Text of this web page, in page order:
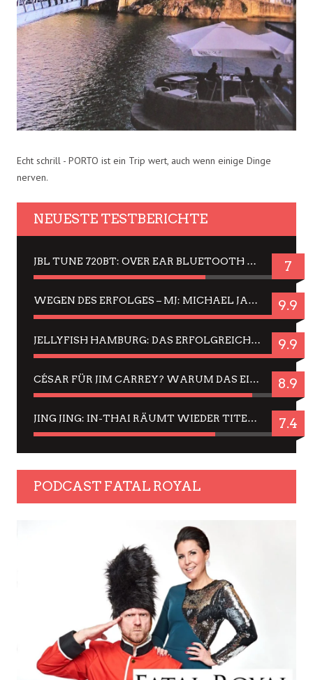
Echt schrill - PORTO ist ein Trip wert, auch wenn einige Dinge
nerven.
NEUESTE TESTBERICHTE
JBL TUNE 720BT: OVER EAR BLUETOOTH KOPFHÖRER UM DIE 50,-€ IM DAUER-TEST 7
WEGEN DES ERFOLGES – MJ: MICHAEL JACKSON MUSICAL IN EINER MATINEE SEHEN 9.9
JELLYFISH HAMBURG: DAS ERFOLGREICHE SOMMER-MENÜ 2025 IN GEFÜHLEN UND BILDERN 9.9
CÉSAR FÜR JIM CARREY? WARUM DAS EINER DER NERVIGSTEN ACTORS IST UND BLEIBT 8.9
JING JING: IN-THAI RÄUMT WIEDER TITEL AB – EIN ZWEI-STUNDEN-ERLEBNISBERICHT 7.4
PODCAST FATAL ROYAL